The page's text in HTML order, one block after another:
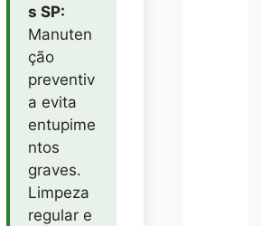
s SP:
Manuten
ção
preventiv
a evita
entupime
ntos
graves.
Limpeza
regular e